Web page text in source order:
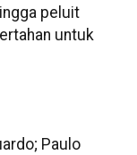
peluit
untuk
Paulo